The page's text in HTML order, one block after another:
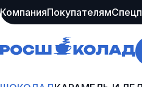
КомпанияПокупателям